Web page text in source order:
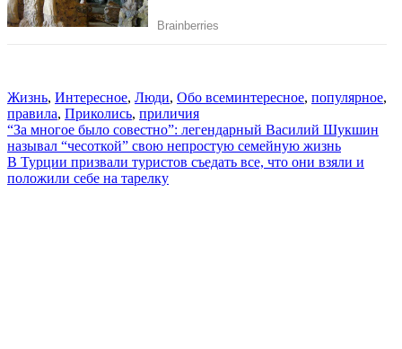
Жизнь, Интересное, Люди, Обо всеминтересное, популярное,
правила, Приколись, приличия
Навигация
по
записям
“За многое было совестно”: легендарный Василий Шукшин
называл “чесоткой” свою непростую семейную жизнь
В Турции призвали туристов съедать все, что они взяли и
положили себе на тарелку